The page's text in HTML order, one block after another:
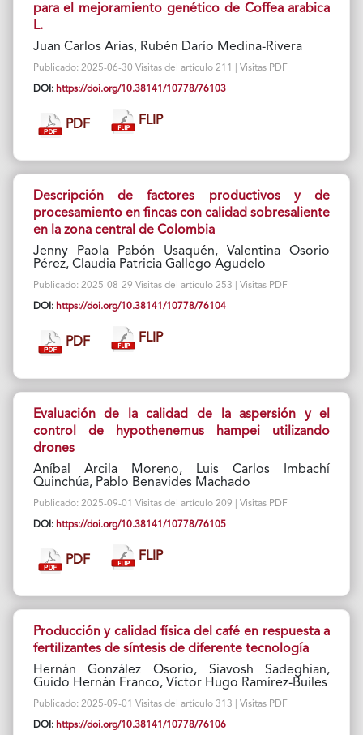
para el mejoramiento genético de Coffea arabica
L.
Juan Carlos Arias, Rubén Darío Medina-Rivera
Publicado: 2025-06-30 Visitas del artículo 211 | Visitas PDF
DOI: https://doi.org/10.38141/10778/76103
PDF FLIP
Descripción de factores productivos y de
procesamiento en fincas con calidad sobresaliente
en la zona central de Colombia
Jenny Paola Pabón Usaquén, Valentina Osorio
Pérez, Claudia Patricia Gallego Agudelo
Publicado: 2025-08-29 Visitas del artículo 253 | Visitas PDF
DOI: https://doi.org/10.38141/10778/76104
PDF FLIP
Evaluación de la calidad de la aspersión y el
control de hypothenemus hampei utilizando
drones
Aníbal Arcila Moreno, Luis Carlos Imbachí
Quinchúa, Pablo Benavides Machado
Publicado: 2025-09-01 Visitas del artículo 209 | Visitas PDF
DOI: https://doi.org/10.38141/10778/76105
PDF FLIP
Producción y calidad física del café en respuesta a
fertilizantes de síntesis de diferente tecnología
Hernán González Osorio, Siavosh Sadeghian,
Guido Hernán Franco, Víctor Hugo Ramírez-Builes
Publicado: 2025-09-01 Visitas del artículo 313 | Visitas PDF
DOI: https://doi.org/10.38141/10778/76106